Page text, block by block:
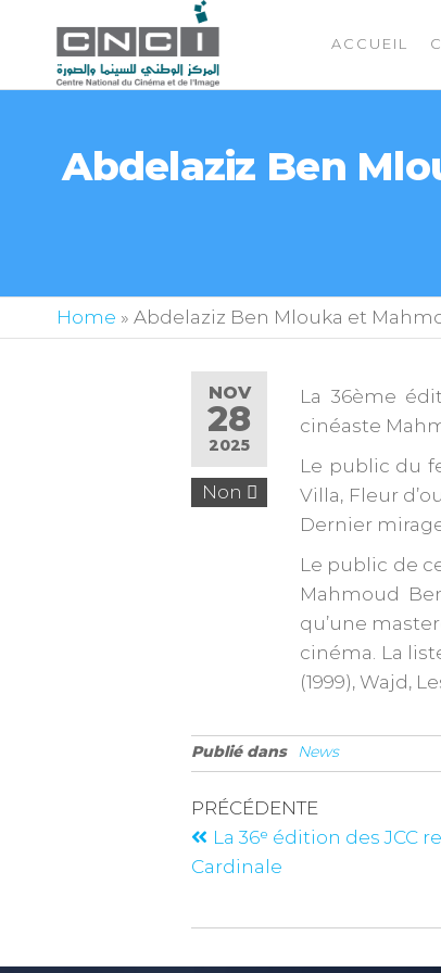
ACCUEIL
Abdelaziz Ben
Home » Abdelaziz Ben Mlouka et
NOV
28
2025
Non
La 36ème
cinéaste
Le public du
Villa, Fleur
Dernier
Le public de
Mahmoud
qu’une
cinéma. La
(1999), Wajd,
Publié dans News
PRÉCÉDENTE
La 36ᵉ édition des JCC
Cardinale